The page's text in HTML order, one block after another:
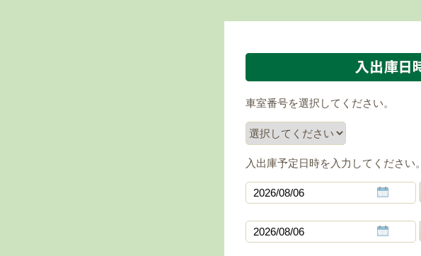
車室番号を選択してください。
入出庫予定日時を入力してください。